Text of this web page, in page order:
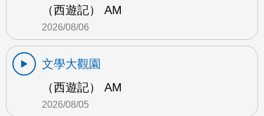
（西遊記） AM
2026/08/06
文學大觀園
（西遊記） AM
2026/08/05